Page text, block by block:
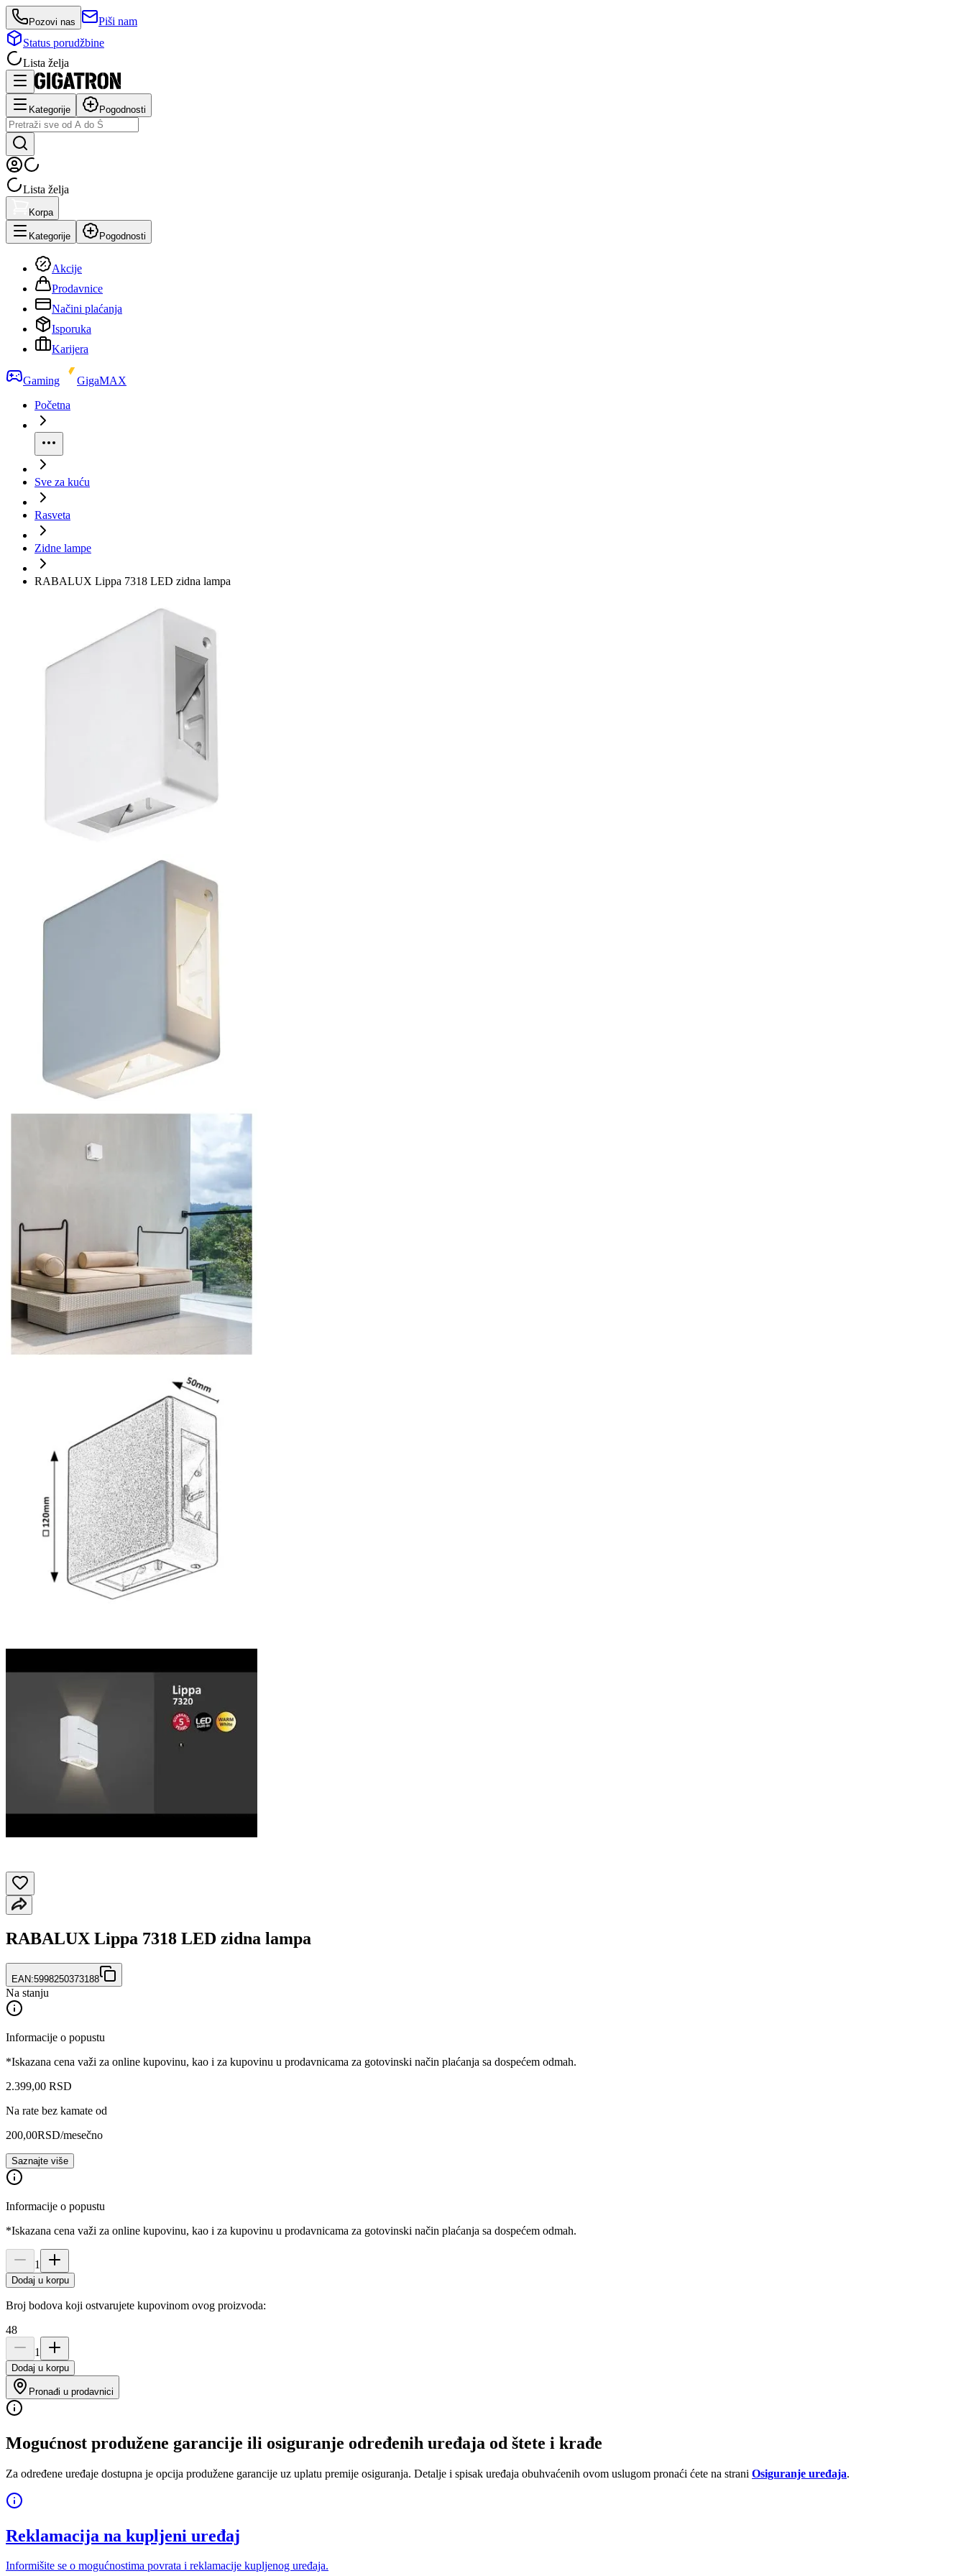
Pozovi nas
Piši nam
Status porudžbine
Lista želja
Kategorije Pogodnosti
Lista želja
Korpa
Kategorije Pogodnosti
Akcije
Prodavnice
Načini plaćanja
Isporuka
Karijera
Gaming
GigaMAX
Početna
Sve za kuću
Rasveta
Zidne lampe
RABALUX Lippa 7318 LED zidna lampa
RABALUX Lippa 7318 LED zidna lampa
EAN:5998250373188
Na stanju
Informacije o popustu
*Iskazana cena važi za online kupovinu, kao i za kupovinu u prodavnicama za gotovinski način plaćanja sa dospećem odmah.
2.399,00 RSD
Na rate bez kamate od
200,00RSD/mesečno
Saznajte više
Informacije o popustu
*Iskazana cena važi za online kupovinu, kao i za kupovinu u prodavnicama za gotovinski način plaćanja sa dospećem odmah.
1
Dodaj u korpu
Broj bodova koji ostvarujete kupovinom ovog proizvoda:
48
1
Dodaj u korpu
Pronađi u prodavnici
Mogućnost produžene garancije ili osiguranje određenih uređaja od štete i krađe
Za određene uređaje dostupna je opcija produžene garancije uz uplatu premije osiguranja. Detalje i spisak uređaja obuhvaćenih ovom uslugom pronaći ćete na strani Osiguranje uređaja.
Reklamacija na kupljeni uređaj
Informišite se o mogućnostima povrata i reklamacije kupljenog uređaja.